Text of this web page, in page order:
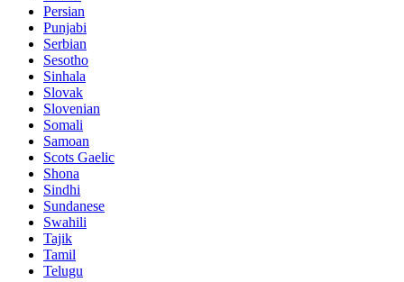
Persian
Punjabi
Serbian
Sesotho
Sinhala
Slovak
Slovenian
Somali
Samoan
Scots Gaelic
Shona
Sindhi
Sundanese
Swahili
Tajik
Tamil
Telugu